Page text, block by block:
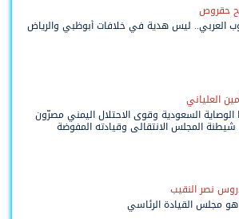
حقروص
العربي.. ليس هدية في خلافات أبوظبي والرياض
العلياني
الوصاية السعودية وقوى الاحتلال اليمني مصرّون
المجلس الانتقالي وقيادته المفوضة
نصر النقيب
مجلس القيادة الرئاسي